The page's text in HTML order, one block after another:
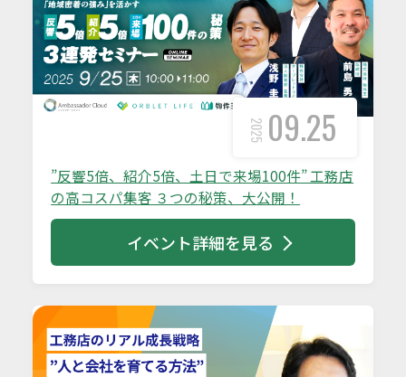
2025 09.25
”反響5倍、紹介5倍、土日で来場100件” 工務店
の高コスパ集客 ３つの秘策、大公開！
イベント詳細を見る